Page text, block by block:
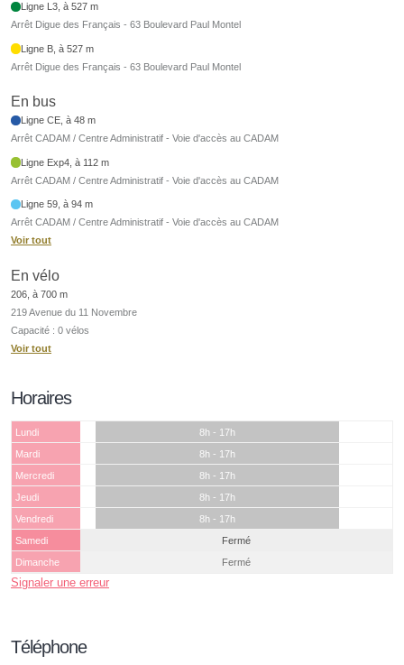
Ligne L3, à 527 m
Arrêt Digue des Français - 63 Boulevard Paul Montel
Ligne B, à 527 m
Arrêt Digue des Français - 63 Boulevard Paul Montel
En bus
Ligne CE, à 48 m
Arrêt CADAM / Centre Administratif - Voie d'accès au CADAM
Ligne Exp4, à 112 m
Arrêt CADAM / Centre Administratif - Voie d'accès au CADAM
Ligne 59, à 94 m
Arrêt CADAM / Centre Administratif - Voie d'accès au CADAM
Voir tout
En vélo
206, à 700 m
219 Avenue du 11 Novembre
Capacité : 0 vélos
Voir tout
Horaires
Lundi
8h - 17h
Mardi
8h - 17h
Mercredi
8h - 17h
Jeudi
8h - 17h
Vendredi
8h - 17h
Samedi
Fermé
Dimanche
Fermé
Signaler une erreur
Téléphone